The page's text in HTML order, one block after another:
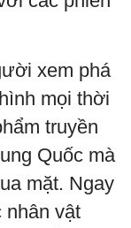
xem phá
mọi thời
truyền
Quốc mà
mặt. Ngay
nhân vật